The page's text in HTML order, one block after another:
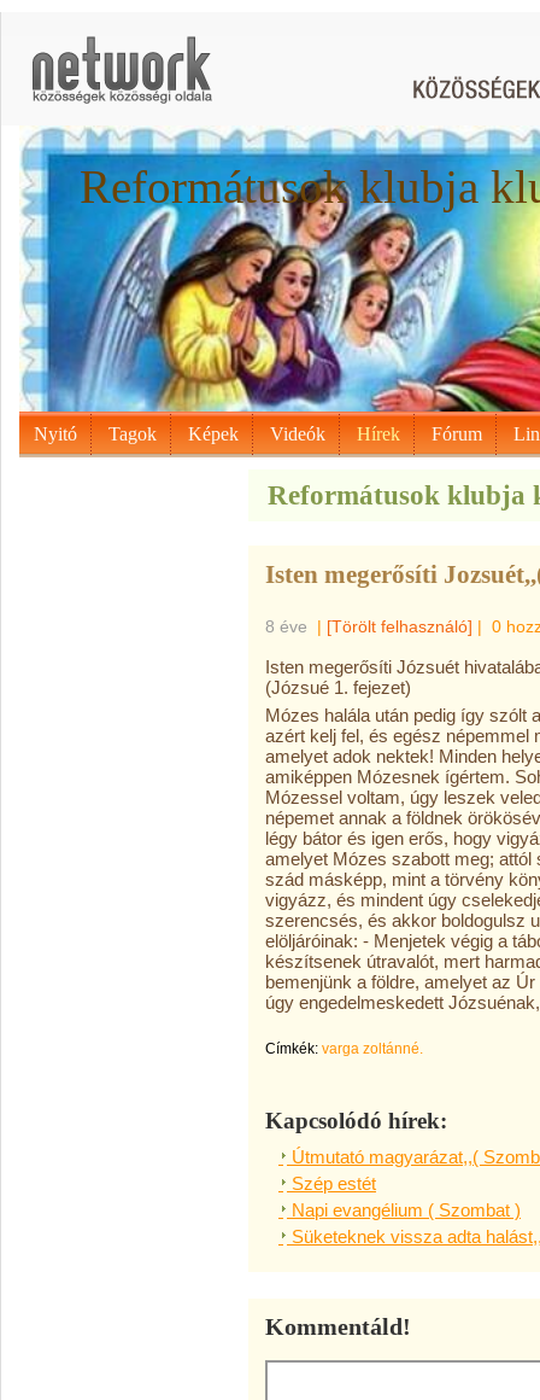
Reformátusok klubja
Nyitó Tagok Képek Videók Hírek Fórum
Reformátusok klubja
Isten megerősíti
8 éve | [Törölt felhasználó] | 0
Isten megerősíti Józsuét
(Józsué 1. fejezet)
Mózes halála után pedig így szólt
azért kelj fel, és egész népemmel
amelyet adok nektek! Minden
amiképpen Mózesnek ígértem.
Mózessel voltam, úgy leszek
népemet annak a földnek
légy bátor és igen erős, hogy
amelyet Mózes szabott meg; attól
szád másképp, mint a törvény
vigyázz, és mindent úgy
szerencsés, és akkor boldogulsz
elöljáróinak: - Menjetek végig a
készítsenek útravalót, mert
bemenjünk a földre, amelyet az
úgy engedelmeskedett
Címkék: varga zoltánné.
Kapcsolódó hírek:
Útmutató magyarázat,,(
Szép estét
Napi evangélium ( Szombat )
Süketeknek vissza adta
Kommentáld!